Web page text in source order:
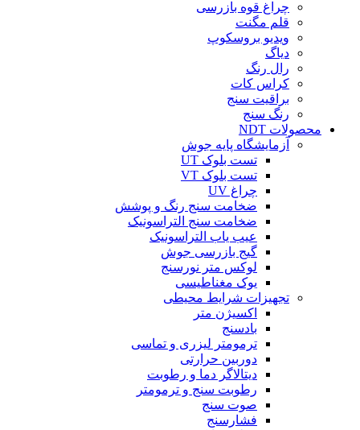
چراغ قوه بازرسی
قلم مگنت
ویدیو بروسکوپ
دیاگ
رال رنگ
کراس کات
براقیت سنج
رنگ سنج
محصولات NDT
آزمایشگاه پایه جوش
تست بلوک UT
تست بلوک VT
چراغ UV
ضخامت سنج رنگ و پوشش
ضخامت سنج التراسونیک
عیب یاب التراسونیک
گیج بازرسی جوش
لوکس متر نورسنج
یوک مغناطیسی
تجهیزات شرایط محیطی
اکسیژن متر
بادسنج
ترمومتر لیزری و تماسی
دوربین حرارتی
دیتالاگر دما و رطوبت
رطوبت سنج و ترمومتر
صوت سنج
فشارسنج